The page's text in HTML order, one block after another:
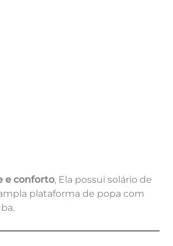
e conforto, Ela possui solário de
plataforma de popa com